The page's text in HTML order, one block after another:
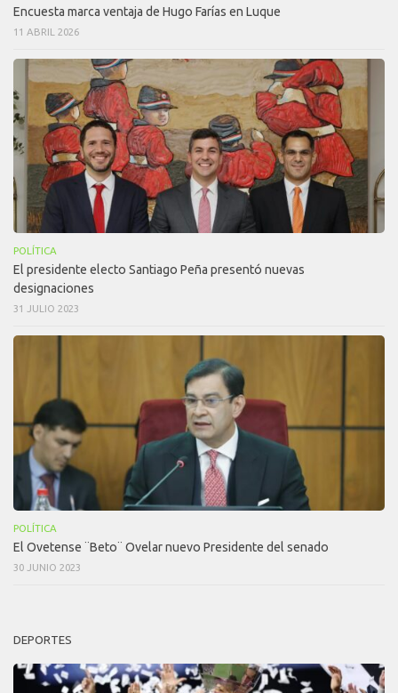
Encuesta marca ventaja de Hugo Farías en Luque
11 ABRIL 2026
POLÍTICA
El presidente electo Santiago Peña presentó nuevas
designaciones
31 JULIO 2023
POLÍTICA
El Ovetense ¨Beto¨ Ovelar nuevo Presidente del senado
30 JUNIO 2023
DEPORTES